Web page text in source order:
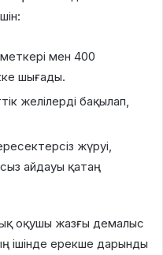
мен 400
шығады.
желілерді бақылап,
жүруі,
айдауы қатаң
оқушы жазғы демалыс
ішінде ерекше дарынды